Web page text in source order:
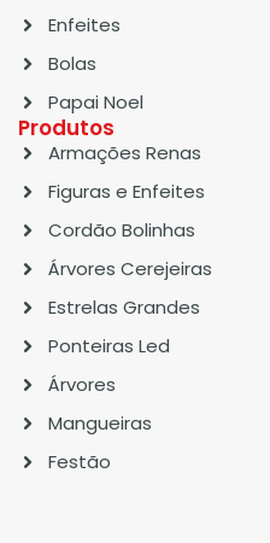
Enfeites
Bolas
Papai Noel
Produtos
Armações Renas
Figuras e Enfeites
Cordão Bolinhas
Árvores Cerejeiras
Estrelas Grandes
Ponteiras Led
Árvores
Mangueiras
Festão